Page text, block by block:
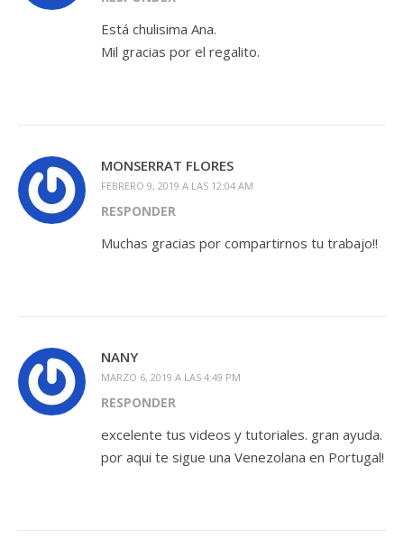
Está chulisima Ana.
Mil gracias por el regalito.
MONSERRAT FLORES
FEBRERO 9, 2019 A LAS 12:04 AM
RESPONDER
Muchas gracias por compartirnos tu trabajo!!
NANY
MARZO 6, 2019 A LAS 4:49 PM
RESPONDER
excelente tus videos y tutoriales. gran ayuda.
por aqui te sigue una Venezolana en Portugal!